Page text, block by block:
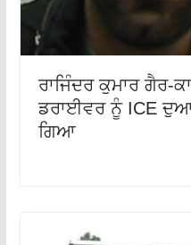
ਰਾਜਿੰਦਰ ਕੁਮਾਰ ਗੈਰ-
ਡਰਾਈਵਰ ਨੂੰ ICE
ਗਿਆ